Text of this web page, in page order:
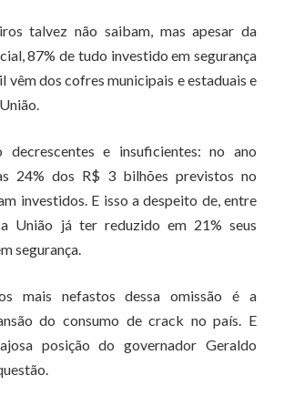
talvez não saibam, mas apesar da
87% de tudo investido em segurança
vêm dos cofres municipais e estaduais e
decrescentes e insuficientes: no ano
24% dos R$ 3 bilhões previstos no
investidos. E isso a despeito de, entre
União já ter reduzido em 21% seus
segurança.
mais nefastos dessa omissão é a
do consumo de crack no país. E
posição do governador Geraldo